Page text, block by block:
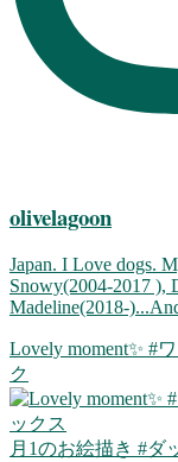
olivelagoon
Japan. I Love dogs.
Snowy(2004-2017 ),
Madeline(2018-
Lovely moment✨ #
ク
月1のお絵描き #ダ